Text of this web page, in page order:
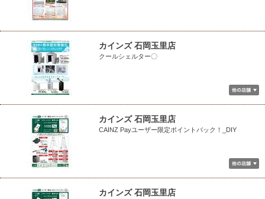
カインズ 石岡玉里店
クールシェルター〇
カインズ 石岡玉里店
CAINZ Payユーザー限定ポイントバック！_DIY
カインズ 石岡玉里店